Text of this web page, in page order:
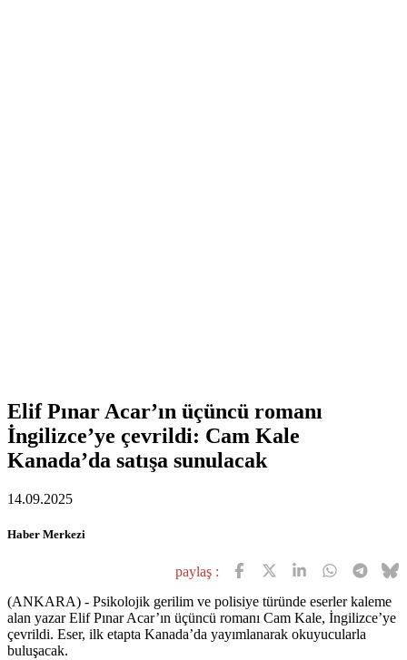
Elif Pınar Acar’ın üçüncü romanı
İngilizce’ye çevrildi: Cam Kale
Kanada’da satışa sunulacak
14.09.2025
Haber Merkezi
paylaş :
(ANKARA) - Psikolojik gerilim ve polisiye türünde eserler kaleme
alan yazar Elif Pınar Acar’ın üçüncü romanı Cam Kale, İngilizce’ye
çevrildi. Eser, ilk etapta Kanada’da yayımlanarak okuyucularla
buluşacak.